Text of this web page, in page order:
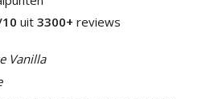
uit 3300+ reviews
Vanilla